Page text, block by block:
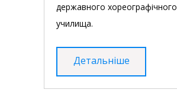
державного хореографічного
училища.
Детальніше